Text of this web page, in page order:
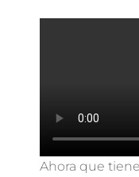
Ahora que